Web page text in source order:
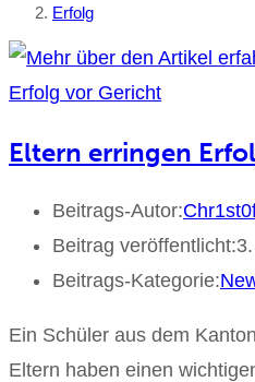
Erfolg
Eltern erringen
Beitrags-Autor:
Beitrag veröffentlicht:
Beitrags-Kategorie:
Ein Schüler aus dem
Eltern haben einen